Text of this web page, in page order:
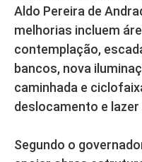
Aldo Pereira de
melhorias incluem
contemplação,
bancos, nova
caminhada e
deslocamento e lazer
Segundo o